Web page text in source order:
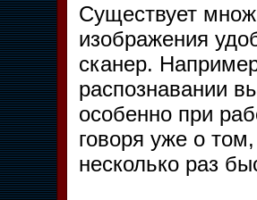
Существует
изображения
сканер.
распознавании
особенно при
говоря уже о
несколько раз